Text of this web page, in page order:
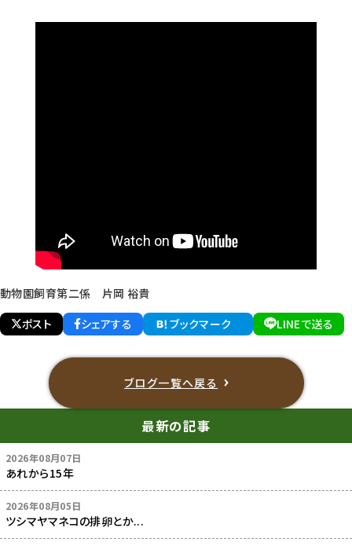
動物園飼育第二係 片岡 裕貴
ポスト
シェアする ブックマーク LINEで送る
ブログ一覧へ戻る
最新の記事
2026年08月07日
あれから15年
2026年08月05日
ツシマヤマネコの排卵とか...